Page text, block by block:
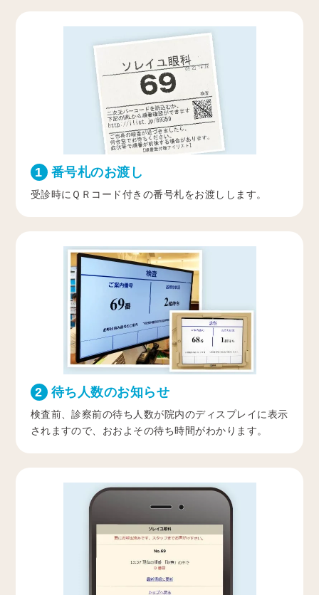
1 番号札のお渡し
受診時にＱＲコード付きの番号札をお渡しします。
2 待ち人数のお知らせ
検査前、診察前の待ち人数が院内のディスプレイに表示
されますので、おおよその待ち時間がわかります。